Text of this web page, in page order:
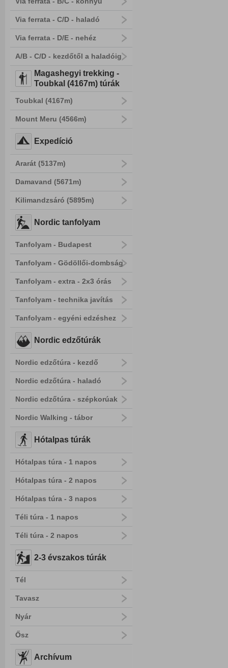
Via ferrata - C/D - haladó
Via ferrata - D/E - nehéz
A/B - C/D - kezdőtől a haladóig
Magashegyi trekking -
Toubkal (4167m) túrák
Toubkal (4167m)
Mount Meru (4566m)
Expedíció
Ararát (5137m)
Damavand (5671m)
Kilimandzsáró (5895m)
Nordic tanfolyam
Tanfolyam - Budapest
Tanfolyam - Gödöllői-dombság
Tanfolyam - extra - 2x3 órás
Tanfolyam - technika javítás
Tanfolyam - egyéni edzéshez
Nordic edzőtúrák
Nordic edzőtúra - kezdő
Nordic edzőtúra - haladó
Nordic edzőtúra - szépkorúak
Nordic Walking - tábor
Hótalpas túrák
Hótalpas túra - 1 napos
Hótalpas túra - 2 napos
Hótalpas túra - 3 napos
Téli túra - 1 napos
Téli túra - 2 napos
2-3 évszakos túrák
Tél
Tavasz
Nyár
Ősz
Archívum